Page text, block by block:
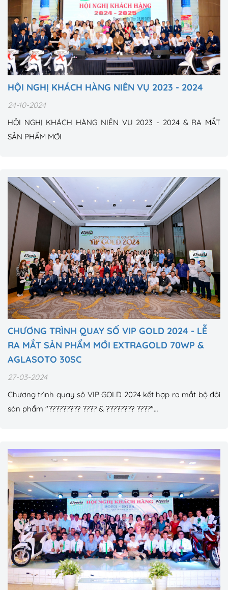
HỘI NGHỊ KHÁCH HÀNG NIÊN VỤ 2023 - 2024
24-10-2024
HỘI NGHỊ KHÁCH HÀNG NIÊN VỤ 2023 - 2024 & RA MẮT
SẢN PHẨM MỚI
CHƯƠNG TRÌNH QUAY SỐ VIP GOLD 2024 - LỄ
RA MẮT SẢN PHẨM MỚI EXTRAGOLD 70WP &
AGLASOTO 30SC
27-03-2024
Chương trình quay sô VIP GOLD 2024 kết hợp ra mắt bộ đôi
sản phẩm "????????? ???? & ???????? ????"…